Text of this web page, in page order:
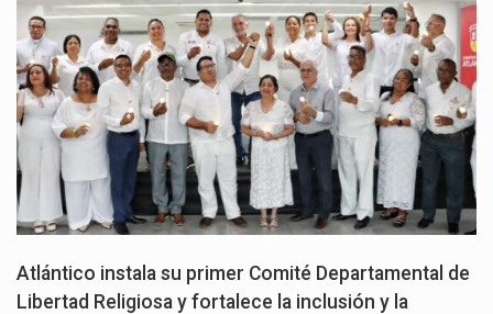
Atlántico instala su primer Comité Departamental de
Libertad Religiosa y fortalece la inclusión y la